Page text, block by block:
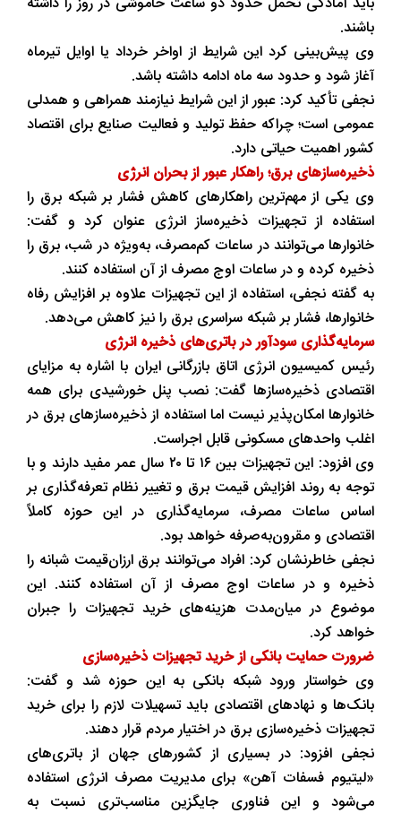
باشند.
وی پیش‌بینی کرد این شرایط از اواخر خرداد یا اوایل تیرماه
آغاز شود و حدود سه ماه ادامه داشته باشد.
نجفی تأکید کرد: عبور از این شرایط نیازمند همراهی و همدلی
عمومی است؛ چراکه حفظ تولید و فعالیت صنایع برای اقتصاد
کشور اهمیت حیاتی دارد.
ذخیره‌سازهای برق؛ راهکار عبور از بحران انرژی
وی یکی از مهم‌ترین راهکارهای کاهش فشار بر شبکه برق را
استفاده از تجهیزات ذخیره‌ساز انرژی عنوان کرد و گفت:
خانوارها می‌توانند در ساعات کم‌مصرف، به‌ویژه در شب، برق را
ذخیره کرده و در ساعات اوج مصرف از آن استفاده کنند.
به گفته نجفی، استفاده از این تجهیزات علاوه بر افزایش رفاه
خانوارها، فشار بر شبکه سراسری برق را نیز کاهش می‌دهد.
سرمایه‌گذاری سودآور در باتری‌های ذخیره انرژی
رئیس کمیسیون انرژی اتاق بازرگانی ایران با اشاره به مزایای
اقتصادی ذخیره‌سازها گفت: نصب پنل خورشیدی برای همه
خانوارها امکان‌پذیر نیست اما استفاده از ذخیره‌سازهای برق در
اغلب واحدهای مسکونی قابل اجراست.
وی افزود: این تجهیزات بین ۱۶ تا ۲۰ سال عمر مفید دارند و با
توجه به روند افزایش قیمت برق و تغییر نظام تعرفه‌گذاری بر
اساس ساعات مصرف، سرمایه‌گذاری در این حوزه کاملاً
اقتصادی و مقرون‌به‌صرفه خواهد بود.
نجفی خاطرنشان کرد: افراد می‌توانند برق ارزان‌قیمت شبانه را
ذخیره و در ساعات اوج مصرف از آن استفاده کنند. این
موضوع در میان‌مدت هزینه‌های خرید تجهیزات را جبران
خواهد کرد.
ضرورت حمایت بانکی از خرید تجهیزات ذخیره‌سازی
وی خواستار ورود شبکه بانکی به این حوزه شد و گفت:
بانک‌ها و نهادهای اقتصادی باید تسهیلات لازم را برای خرید
تجهیزات ذخیره‌سازی برق در اختیار مردم قرار دهند.
نجفی افزود: در بسیاری از کشورهای جهان از باتری‌های
«لیتیوم فسفات آهن» برای مدیریت مصرف انرژی استفاده
می‌شود و این فناوری جایگزین مناسب‌تری نسبت به